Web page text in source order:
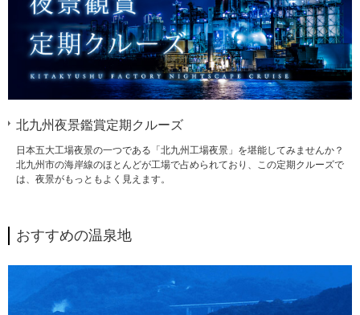
北九州夜景鑑賞定期クルーズ
日本五大工場夜景の一つである「北九州工場夜景」を堪能してみませんか？
北九州市の海岸線のほとんどが工場で占められており、この定期クルーズで
は、夜景がもっともよく見えます。
おすすめの温泉地